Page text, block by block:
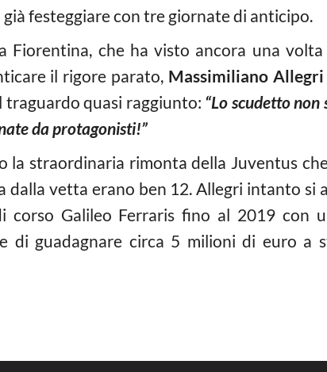
festeggiare con tre giornate di anticipo.
che ha visto ancora una
il rigore parato, Massimiliano Allegri
quasi raggiunto: “Lo scudetto
da protagonisti!”
la straordinaria rimonta della Juventus
vetta erano ben 12. Allegri intanto si
Galileo Ferraris fino al 2019 con
di guadagnare circa 5 milioni di euro a